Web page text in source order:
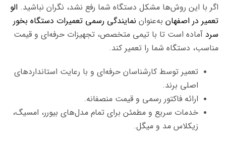
اگر با این روش‌ها مشکل دستگاه شما رفع نشد، نگران نباشید. الو
تعمیر در اصفهان به‌عنوان نمایندگی رسمی تعمیرات دستگاه بخور
سرد آماده است تا با تیمی متخصص، تجهیزات حرفه‌ای و قیمت
مناسب، دستگاه شما را تعمیر کند.
تعمیر توسط کارشناسان حرفه‌ای و با رعایت استانداردهای
اصلی برند.
ارائه فاکتور رسمی و قیمت منصفانه.
خدمات سریع و مطمئن برای تمام مدل‌های بیورر، امسیگ،
زیکلاس مد و میگل.